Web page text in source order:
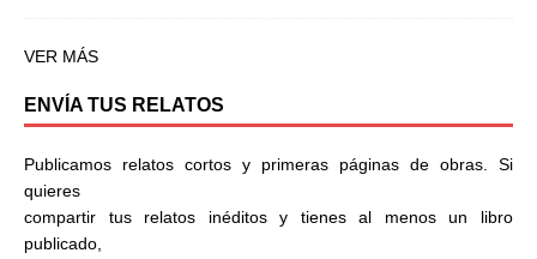
VER MÁS
ENVÍA TUS RELATOS
Publicamos relatos cortos y primeras páginas de obras. Si
quieres
compartir tus relatos inéditos y tienes al menos un libro
publicado,